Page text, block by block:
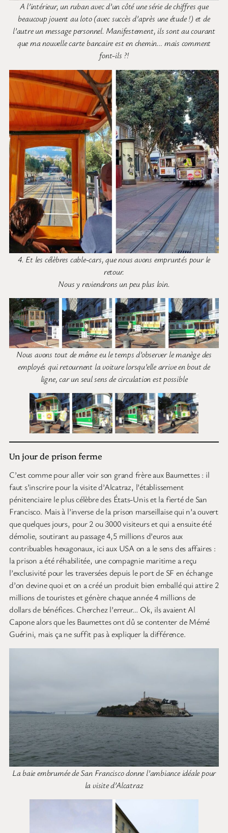
A l’intérieur, un ruban avec d’un côté une série de chiffres que
beaucoup jouent au loto (avec succès d’après une étude !) et de
l’autre un message personnel. Manifestement, ils sont au courant
que ma nouvelle carte bancaire est en chemin… mais comment
font-ils ?!
4. Et les célèbres cable-cars, que nous avons empruntés pour le
retour.
Nous y reviendrons un peu plus loin.
Nous avons tout de même eu le temps d’observer le manège des
employés qui retournent la voiture lorsqu’elle arrive en bout de
ligne, car un seul sens de circulation est possible
Un jour de prison ferme
C’est comme pour aller voir son grand frère aux Baumettes : il
faut s’inscrire pour la visite d’Alcatraz, l’établissement
pénitenciaire le plus célèbre des États-Unis et la fierté de San
Francisco. Mais à l’inverse de la prison marseillaise qui n’a ouvert
que quelques jours, pour 2 ou 3000 visiteurs et qui a ensuite été
démolie, soutirant au passage 4,5 millions d’euros aux
contribuables hexagonaux, ici aux USA on a le sens des affaires :
la prison a été réhabilitée, une compagnie maritime a reçu
l’exclusivité pour les traversées depuis le port de SF en échange
d’on devine quoi et on a créé un produit bien emballé qui attire 2
millions de touristes et génère chaque année 4 millions de
dollars de bénéfices. Cherchez l’erreur… Ok, ils avaient Al
Capone alors que les Baumettes ont dû se contenter de Mémé
Guérini, mais ça ne suffit pas à expliquer la différence.
La baie embrumée de San Francisco donne l’ambiance idéale pour
la visite d’Alcatraz